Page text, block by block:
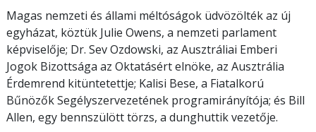
Magas nemzeti és állami méltóságok üdvözölték az új
egyházat, köztük Julie Owens, a nemzeti parlament
képviselője; Dr. Sev Ozdowski, az Ausztráliai Emberi
Jogok Bizottsága az Oktatásért elnöke, az Ausztrália
Érdemrend kitüntetettje; Kalisi Bese, a Fiatalkorú
Bűnözők Segélyszervezetének programirányítója; és Bill
Allen, egy bennszülött törzs, a dunghuttik vezetője.